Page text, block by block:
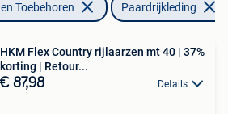
Toebehoren Paardrijkleding
HKM Flex Country rijlaarzen mt 40 | 37%
korting | Retour...
€ 87,98 Details